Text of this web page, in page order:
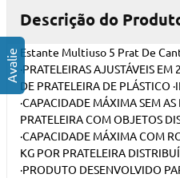
Descrição do
Estante Multiuso 5 Prat De
·PRATELEIRAS AJUSTÁVEIS
DE PRATELEIRA DE PLÁSTICO
·CAPACIDADE MÁXIMA SEM
PRATELEIRA COM OBJETOS
·CAPACIDADE MÁXIMA COM
KG POR PRATELEIRA
·PRODUTO DESENVOLVIDO